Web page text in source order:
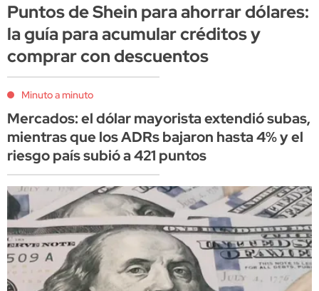
Puntos de Shein para ahorrar dólares:
la guía para acumular créditos y
comprar con descuentos
Minuto a minuto
Mercados: el dólar mayorista extendió subas,
mientras que los ADRs bajaron hasta 4% y el
riesgo país subió a 421 puntos